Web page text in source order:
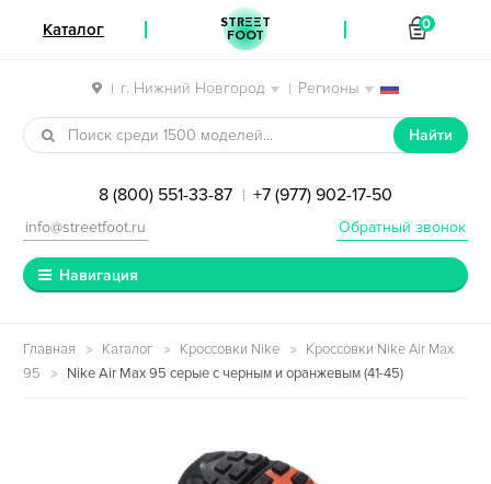
| г. Нижний Новгород | Регионы
Перейти к навигации
Перейти к содержимому
Найти
8 (800) 551-33-87 | +7 (977) 902-17-50
Обратный звонок
info@streetfoot.ru
Навигация
Главная Каталог Кроссовки Nike
Кроссовки Nike Air Max
95
Nike Air Max 95 серые с черным и оранжевым (41-45)
Каталог STREET
FOOT
0